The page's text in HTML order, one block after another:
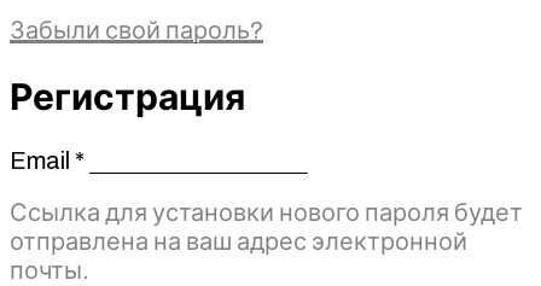
Забыли свой пароль?
Регистрация
Email *Обязательно
Ссылка для установки нового пароля будет
отправлена ​​на ваш адрес электронной
почты.